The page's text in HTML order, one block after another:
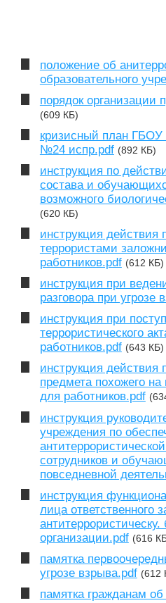
положение об
образовательного
порядок организации
(609 КБ)
кризисный план
№24 испр.pdf (892 КБ)
инструкция по
состава и
возможного
(620 КБ)
инструкция действия
террористами
работников.pdf (612 КБ)
инструкция при
разговора при угрозе
инструкция при
террористического
работников.pdf (643 КБ)
инструкция действия
предмета похожего
для работников.pdf
инструкция
учреждения по
сотрудников и
повседневной
инструкция
лица ответственного
антитеррористическу.
организации.pdf (616
памятка
угрозе взрыва.pdf (612
памятка гражданам